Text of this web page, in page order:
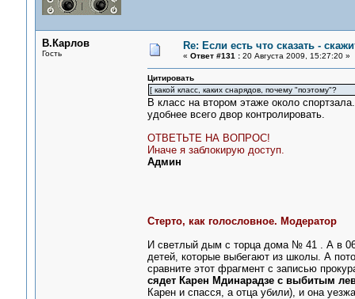
В.Карлов
Гость
Re: Если есть что сказать -
« Ответ #131 :20 Августа 2009, 15:27:20 »
Цитировать
[ какой класс, каких снарядов, почему "поэтому"?
В класс на втором этаже около
удобнее всего двор контролировать.
ОТВЕТЬТЕ НА ВОПРОС!
Иначе я заблокирую доступ.
Админ
Стерто, как голословное. Модератор
И светлый дым с торца дома № 41 . А в
детей, которые выбегают из школы. А
сравните этот фрагмент с записью
сядет Карен Мдинарадзе с выбитым
Карен и спасся, а отца убили), и она